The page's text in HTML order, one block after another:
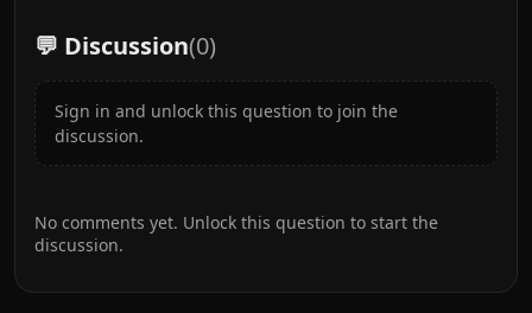
💬 Discussion(0)
Sign in and unlock this question to join the
discussion.
No comments yet. Unlock this question to start the
discussion.